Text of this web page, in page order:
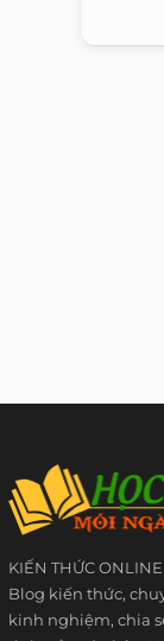
KIẾN THỨC ONLINE
Blog kiến thức,
kinh nghiệm, chia